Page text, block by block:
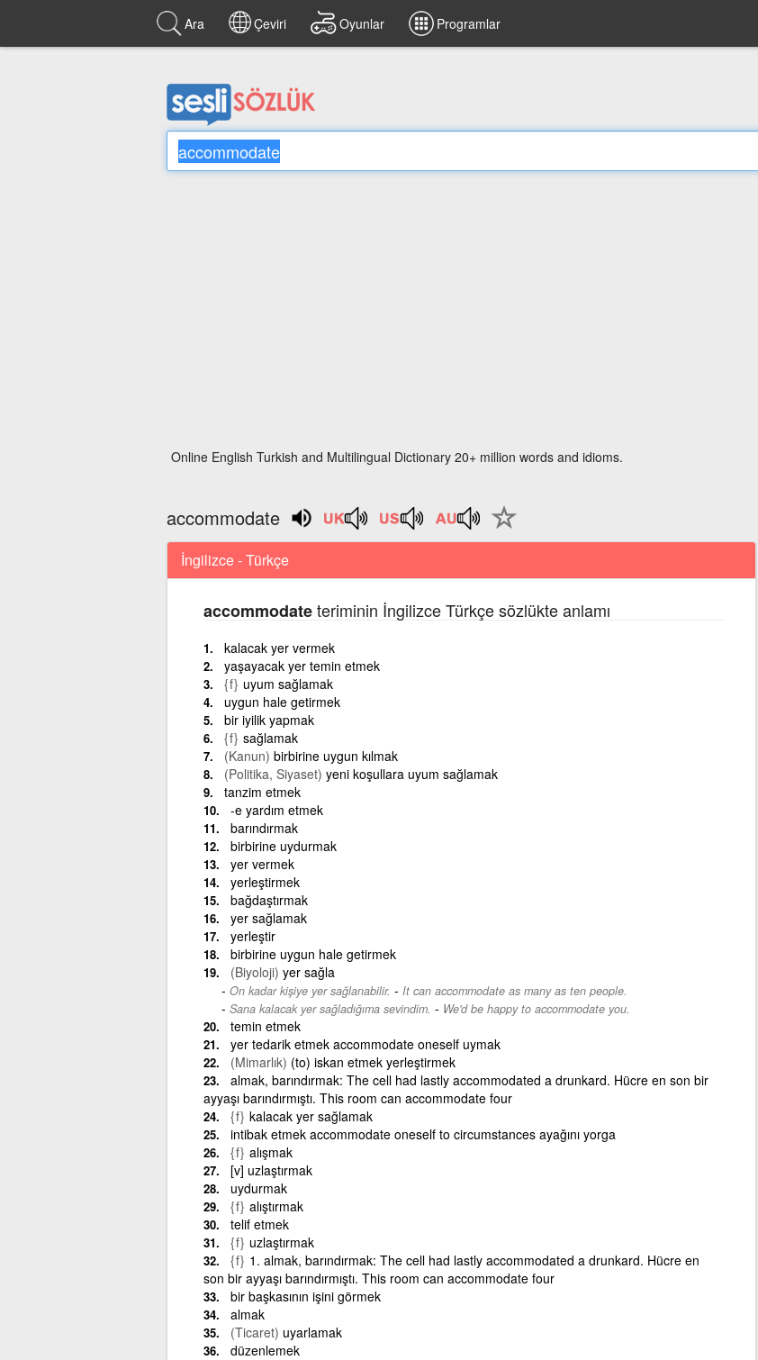
Ara Çeviri Oyunlar Programlar
Online English Turkish and Multilingual Dictionary 20+ million words and idioms.
accommodate
İngilizce - Türkçe
accommodateteriminin İngilizce Türkçe sözlükte anlamı
kalacak yer vermek
yaşayacak yer temin etmek
{f} uyum sağlamak
uygun hale getirmek
bir iyilik yapmak
{f} sağlamak
(Kanun) birbirine uygun kılmak
(Politika, Siyaset) yeni koşullara uyum sağlamak
tanzim etmek
-e yardım etmek
barındırmak
birbirine uydurmak
yer vermek
yerleştirmek
bağdaştırmak
yer sağlamak
yerleştir
birbirine uygun hale getirmek
(Biyoloji) yer sağla
On kadar kişiye yer sağlanabilir. - It can accommodate as many as ten people.
Sana kalacak yer sağladığıma sevindim. - We'd be happy to accommodate you.
temin etmek
yer tedarik etmek accommodate oneself uymak
(Mimarlık) (to) iskan etmek yerleştirmek
almak, barındırmak: The cell had lastly accommodated a drunkard. Hücre en son bir
ayyaşı barındırmıştı. This room can accommodate four
{f} kalacak yer sağlamak
intibak etmek accommodate oneself to circumstances ayağını yorga
{f} alışmak
[v] uzlaştırmak
uydurmak
{f} alıştırmak
telif etmek
{f} uzlaştırmak
{f} 1. almak, barındırmak: The cell had lastly accommodated a drunkard. Hücre en
son bir ayyaşı barındırmıştı. This room can accommodate four
bir başkasının işini görmek
almak
(Ticaret) uyarlamak
düzenlemek